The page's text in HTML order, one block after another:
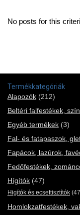
No posts for this
Termékkategóriák
Alapozók (212)
Beltéri falfestékek,
Egyéb termékek (3)
Fal- és fatapaszok,
Fapácok, lazúrok,
Fedőfestékek,
Hígítók (47)
Higítók és ecsettisztítók
Homlokzatfestékek,